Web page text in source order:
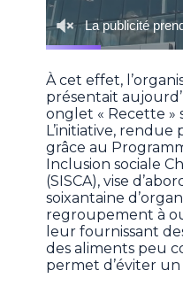
À cet effet,
présentait
onglet « Recette »
L’initiative,
grâce au
Inclusion sociale
(SISCA), vise
soixantaine
regroupement à
leur fournissant
des aliments peu
permet d’éviter